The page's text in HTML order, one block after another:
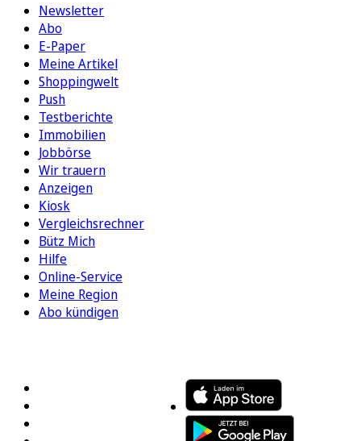
Newsletter
Abo
E-Paper
Meine Artikel
Shoppingwelt
Push
Testberichte
Immobilien
Jobbörse
Wir trauern
Anzeigen
Kiosk
Vergleichsrechner
Bütz Mich
Hilfe
Online-Service
Meine Region
Abo kündigen